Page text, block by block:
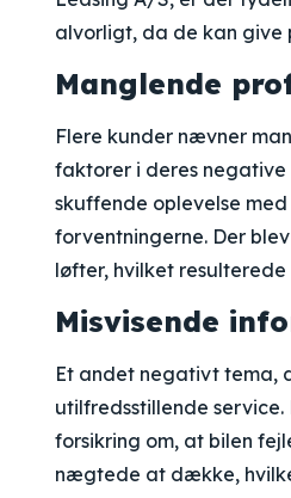
alvorligt, da de kan give
Manglende
Flere kunder nævner
faktorer i deres negative
skuffende oplevelse
forventningerne. Der
løfter, hvilket
Misvisende
Et andet negativt tema,
utilfredsstillende
forsikring om, at bilen
nægtede at dække,